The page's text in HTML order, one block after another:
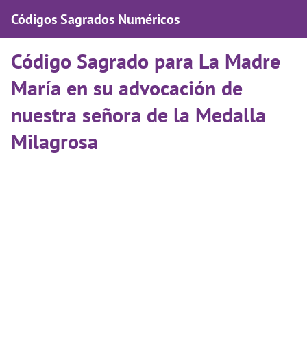
Códigos Sagrados Numéricos
Código Sagrado para La Madre
María en su advocación de
nuestra señora de la Medalla
Milagrosa